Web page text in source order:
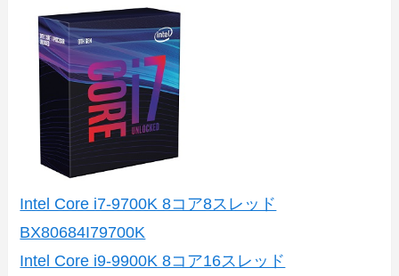
Intel Core i7-9700K 8コア8スレッド
BX80684I79700K
Intel Core i9-9900K 8コア16スレッド